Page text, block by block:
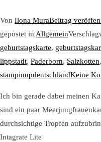
Von Ilona MuraBeitrag
gepostet in Allgemein
geburtstagskarte,
lippstadt, Paderborn, Salzkotten,
stampinupdeutschlandKeine
Ich bin gerade dabei meinen
sind ein paar
durchsichtige Tropfen
Intagrate Lite